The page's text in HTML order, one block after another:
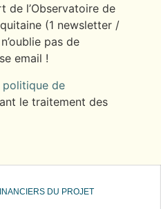
de l’Observatoire de
(1 newsletter /
pas de
email !
politique de
le traitement des
DU PROJET